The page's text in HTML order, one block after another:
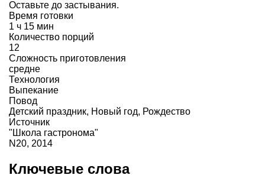
Оставьте до застывания.
Время готовки
1 ч 15 мин
Количество порций
12
Сложность приготовления
средне
Технология
Выпекание
Повод
Детский праздник, Новый год, Рождество
Источник
"Школа гастронома"
N20, 2014
Ключевые слова